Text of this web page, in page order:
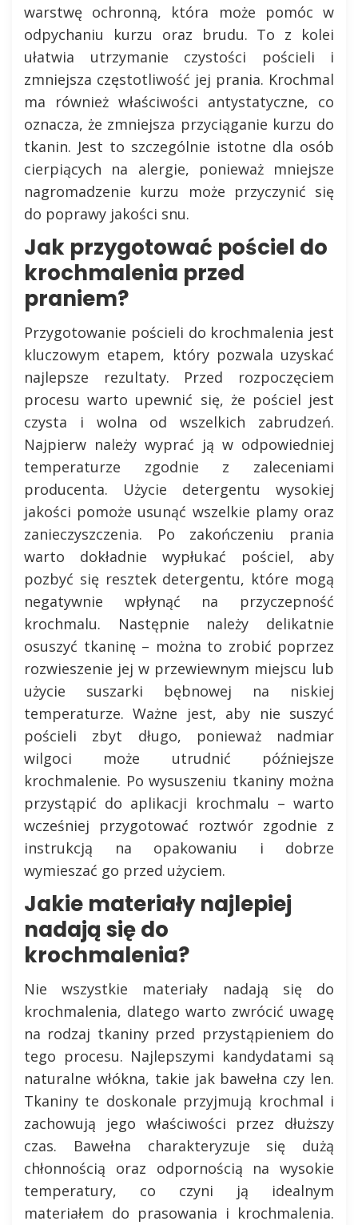
warstwę ochronną, która może pomóc w
odpychaniu kurzu oraz brudu. To z kolei
ułatwia utrzymanie czystości pościeli i
zmniejsza częstotliwość jej prania. Krochmal
ma również właściwości antystatyczne, co
oznacza, że zmniejsza przyciąganie kurzu do
tkanin. Jest to szczególnie istotne dla osób
cierpiących na alergie, ponieważ mniejsze
nagromadzenie kurzu może przyczynić się
do poprawy jakości snu.
Jak przygotować pościel do
krochmalenia przed
praniem?
Przygotowanie pościeli do krochmalenia jest
kluczowym etapem, który pozwala uzyskać
najlepsze rezultaty. Przed rozpoczęciem
procesu warto upewnić się, że pościel jest
czysta i wolna od wszelkich zabrudzeń.
Najpierw należy wyprać ją w odpowiedniej
temperaturze zgodnie z zaleceniami
producenta. Użycie detergentu wysokiej
jakości pomoże usunąć wszelkie plamy oraz
zanieczyszczenia. Po zakończeniu prania
warto dokładnie wypłukać pościel, aby
pozbyć się resztek detergentu, które mogą
negatywnie wpłynąć na przyczepność
krochmalu. Następnie należy delikatnie
osuszyć tkaninę – można to zrobić poprzez
rozwieszenie jej w przewiewnym miejscu lub
użycie suszarki bębnowej na niskiej
temperaturze. Ważne jest, aby nie suszyć
pościeli zbyt długo, ponieważ nadmiar
wilgoci może utrudnić późniejsze
krochmalenie. Po wysuszeniu tkaniny można
przystąpić do aplikacji krochmalu – warto
wcześniej przygotować roztwór zgodnie z
instrukcją na opakowaniu i dobrze
wymieszać go przed użyciem.
Jakie materiały najlepiej
nadają się do
krochmalenia?
Nie wszystkie materiały nadają się do
krochmalenia, dlatego warto zwrócić uwagę
na rodzaj tkaniny przed przystąpieniem do
tego procesu. Najlepszymi kandydatami są
naturalne włókna, takie jak bawełna czy len.
Tkaniny te doskonale przyjmują krochmal i
zachowują jego właściwości przez dłuższy
czas. Bawełna charakteryzuje się dużą
chłonnością oraz odpornością na wysokie
temperatury, co czyni ją idealnym
materiałem do prasowania i krochmalenia.